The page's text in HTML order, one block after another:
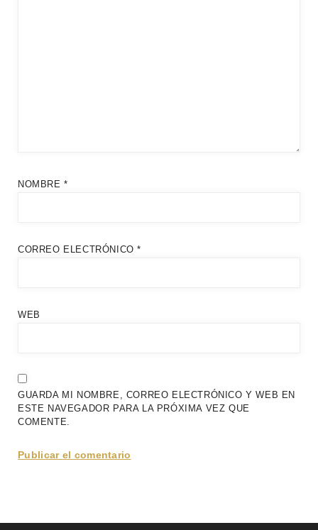
NOMBRE*
CORREO ELECTRÓNICO*
WEB
GUARDA MI NOMBRE, CORREO ELECTRÓNICO Y WEB EN
ESTE NAVEGADOR PARA LA PRÓXIMA VEZ QUE
COMENTE.